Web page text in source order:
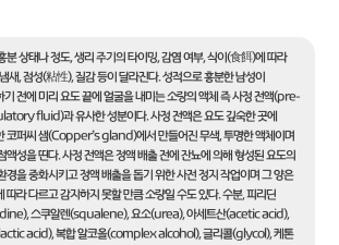
분 상태나 정도, 생리 주기의 타이밍, 감염 여부, 식이(食餌)에 따라
새, 점성(粘性), 질감 등이 달라진다. 성적으로 흥분한 남성이
기 전에 미리 요도 끝에 얼굴을 내미는 소량의 액체 즉 사정 전액(pre-
fluid)과 유사한 성분이다. 사정 전액은 요도 깊숙한 곳에
코퍼씨 샘(Copper’s gland)에서 만들어진 무색, 투명한 액체이며
액성을 띤다. 사정 전액은 정액 배출 전에 잔뇨에 의해 형성된 요도의
경을 중화시키고 정액 배출을 돕기 위한 사전 정지 작업이며 그 양은
따라 다르고 감지하지 못할 만큼 소량일 수도 있다. 수분, 피리딘
스쿠알렌(squalene), 요소(urea), 아세트산(acetic acid),
acid), 복합 알코올(complex alcohol), 글리콜(glycol), 케톤